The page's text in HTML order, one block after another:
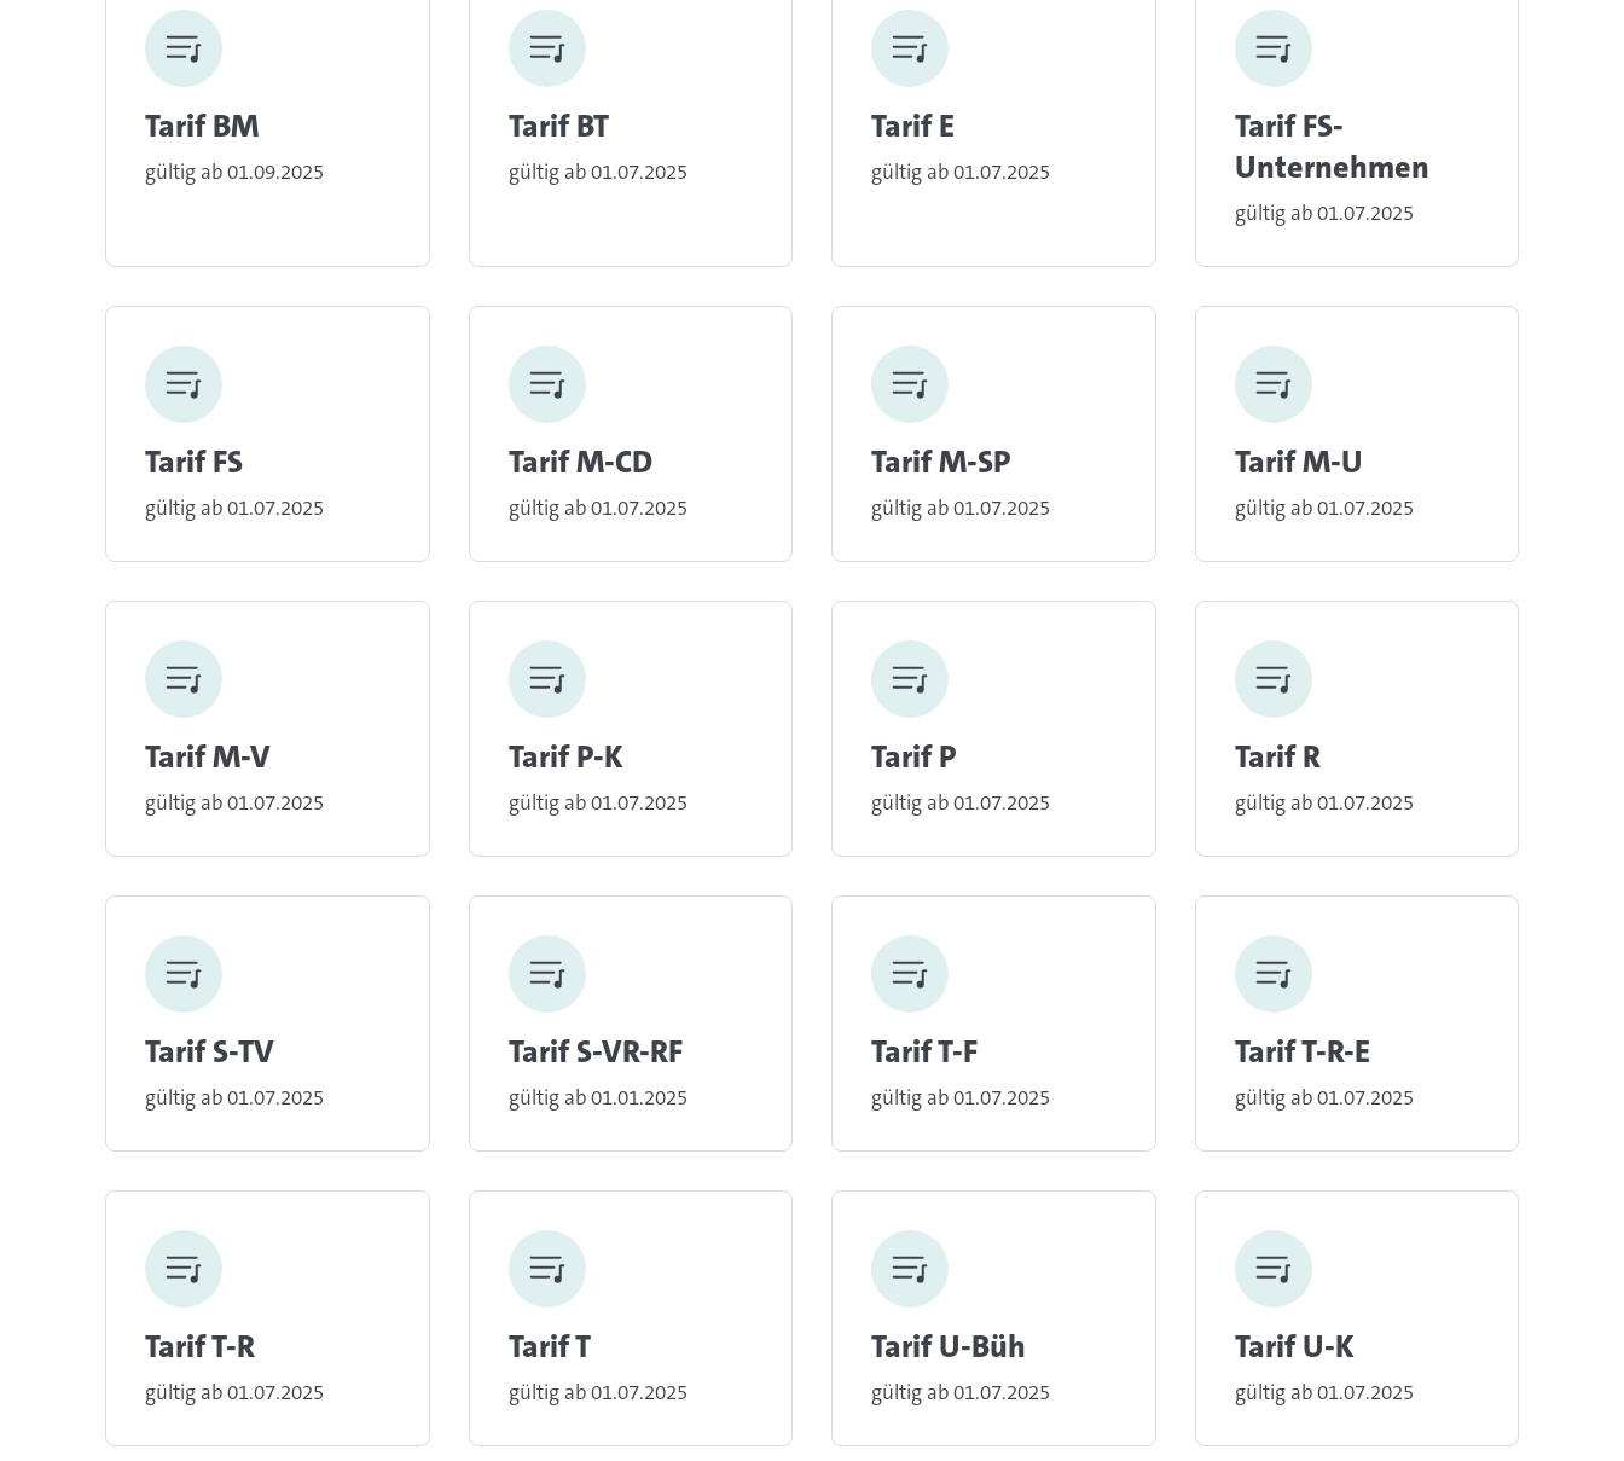
Tarif BM
gültig ab 01.09.2025
Tarif BT
gültig ab 01.07.2025
Tarif E
gültig ab 01.07.2025
Tarif FS-
Unternehmen
gültig ab 01.07.2025
Tarif FS
gültig ab 01.07.2025
Tarif M-CD
gültig ab 01.07.2025
Tarif M-SP
gültig ab 01.07.2025
Tarif M-U
gültig ab 01.07.2025
Tarif M-V
gültig ab 01.07.2025
Tarif P-K
gültig ab 01.07.2025
Tarif P
gültig ab 01.07.2025
Tarif R
gültig ab 01.07.2025
Tarif S-TV
gültig ab 01.07.2025
Tarif S-VR-RF
gültig ab 01.01.2025
Tarif T-F
gültig ab 01.07.2025
Tarif T-R-E
gültig ab 01.07.2025
Tarif T-R
gültig ab 01.07.2025
Tarif T
gültig ab 01.07.2025
Tarif U-Büh
gültig ab 01.07.2025
Tarif U-K
gültig ab 01.07.2025